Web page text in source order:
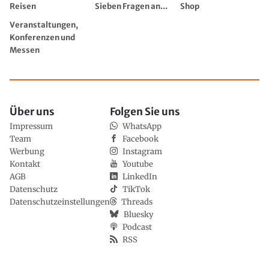
Reisen
Sieben Fragen an...
Shop
Veranstaltungen,
Konferenzen und
Messen
Über uns
Impressum
Team
Werbung
Kontakt
AGB
Datenschutz
Datenschutzeinstellungen
Folgen Sie uns
WhatsApp
Facebook
Instagram
Youtube
LinkedIn
TikTok
Threads
Bluesky
Podcast
RSS